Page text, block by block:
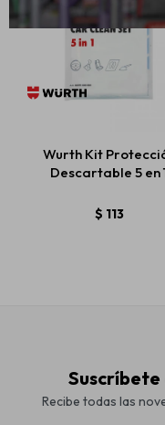
Wurth Kit
Descartable 5 en
$ 113
Recibe todas las